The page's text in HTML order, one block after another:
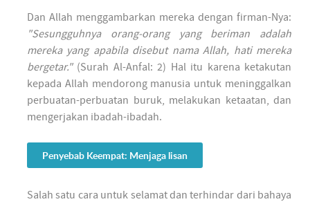
Dan Allah menggambarkan mereka dengan firman-Nya:
"Sesungguhnya orang-orang yang beriman adalah
mereka yang apabila disebut nama Allah, hati mereka
bergetar."(Surah Al-Anfal: 2) Hal itu karena ketakutan
kepada Allah mendorong manusia untuk meninggalkan
perbuatan-perbuatan buruk, melakukan ketaatan, dan
mengerjakan ibadah-ibadah.
Penyebab Keempat: Menjaga lisan
Salah satu cara untuk selamat dan terhindar dari bahaya